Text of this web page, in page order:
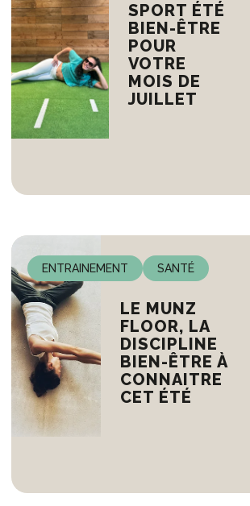
SPORT ÉTÉ
BIEN-ÊTRE
POUR
VOTRE
MOIS DE
JUILLET
ENTRAINEMENT SANTÉ
LE MUNZ
FLOOR, LA
DISCIPLINE
BIEN-ÊTRE À
CONNAITRE
CET ÉTÉ